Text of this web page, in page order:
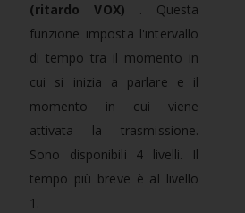
(ritardo VOX) . Questa
funzione imposta l'intervallo
di tempo tra il momento in
cui si inizia a parlare e il
momento in cui viene
attivata la trasmissione.
Sono disponibili 4 livelli. Il
tempo più breve è al livello
1.